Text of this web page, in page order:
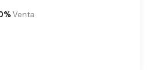
Venta